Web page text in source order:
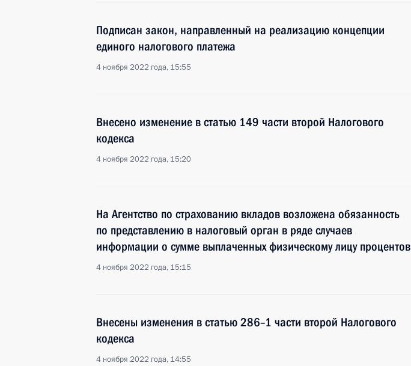
Подписан закон, направленный на реализацию концепции
единого налогового платежа
4 ноября 2022 года, 15:55
Внесено изменение в статью 149 части второй Налогового
кодекса
4 ноября 2022 года, 15:20
На Агентство по страхованию вкладов возложена обязанность
по представлению в налоговый орган в ряде случаев
информации о сумме выплаченных физическому лицу процентов
4 ноября 2022 года, 15:15
Внесены изменения в статью 286–1 части второй Налогового
кодекса
4 ноября 2022 года, 14:55